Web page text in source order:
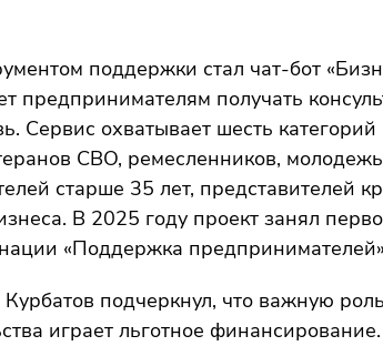
поддержки стал чат-бот
предпринимателям получать
Сервис охватывает шесть категорий
СВО, ремесленников,
старше 35 лет, представителей
В 2025 году проект занял
«Поддержка
подчеркнул, что важную
играет льготное